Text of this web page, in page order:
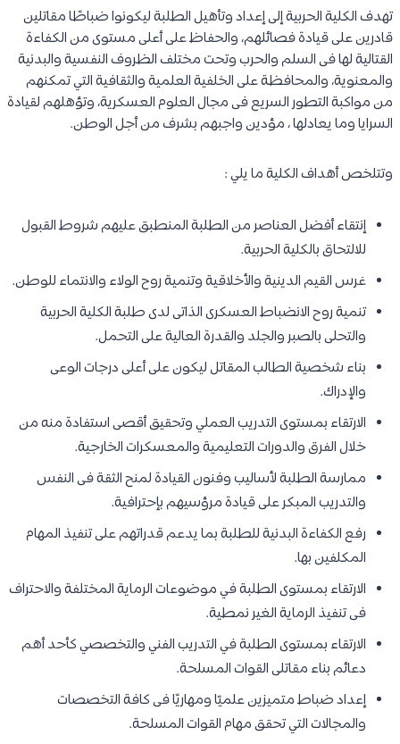
تهدف الكلية الحربية إلى إعداد وتأهيل الطلبة ليكونوا ضباطًا مقاتلين
قادرين على قيادة فصائلهم، والحفاظ على أعلى مستوى من الكفاءة
القتالية لها فى السلم والحرب وتحت مختلف الظروف النفسية والبدنية
والمعنوية، والمحافظة على الخلفية العلمية والثقافية التي تمكنهم
من مواكبة التطور السريع فى مجال العلوم العسكرية، وتؤهلهم لقيادة
السرايا وما يعادلها ، مؤدين واجبهم بشرف من أجل الوطن.
وتتلخص أهداف الكلية ما يلي :
إنتقاء أفضل العناصر من الطلبة المنطبق عليهم شروط القبول
للالتحاق بالكلية الحربية.
غرس القيم الدينية والأخلاقية وتنمية روح الولاء والانتماء للوطن.
تنمية روح الانضباط العسكرى الذاتى لدى طلبة الكلية الحربية
والتحلى بالصبر والجلد والقدرة العالية على التحمل.
بناء شخصية الطالب المقاتل ليكون على أعلى درجات الوعى
والإدراك.
الارتقاء بمستوى التدريب العملي وتحقيق أقصى استفادة منه من
خلال الفرق والدورات التعليمية والمعسكرات الخارجية.
ممارسة الطلبة لأساليب وفنون القيادة لمنح الثقة فى النفس
والتدريب المبكر على قيادة مرؤسيهم بإحترافية.
رفع الكفاءة البدنية للطلبة بما يدعم قدراتهم على تنفيذ المهام
المكلفين بها.
الارتقاء بمستوى الطلبة في موضوعات الرماية المختلفة والاحتراف
فى تنفيذ الرماية الغير نمطية.
الارتقاء بمستوى الطلبة في التدريب الفني والتخصصي كأحد أهم
دعائم بناء مقاتلى القوات المسلحة.
إعداد ضباط متميزين علميًا ومهاريًا فى كافة التخصصات
والمجالات التي تحقق مهام القوات المسلحة.